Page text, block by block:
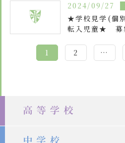
2024/09/27
★学校見学(個
転入児童★ 募
1 2 …